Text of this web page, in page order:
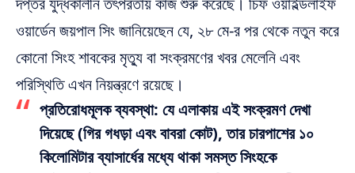
ওয়ার্ডেন জয়পাল সিং জানিয়েছেন যে, ২৮ মে-র পর থেকে নতুন করে
কোনো সিংহ শাবকের মৃত্যু বা সংক্রমণের খবর মেলেনি এবং
পরিস্থিতি এখন নিয়ন্ত্রণে রয়েছে।
প্রতিরোধমূলক ব্যবস্থা: যে এলাকায় এই সংক্রমণ দেখা
দিয়েছে (গির গধড়া এবং বাবরা কোট), তার চারপাশের১০
কিলোমিটার ব্যাসার্ধের মধ্যে থাকা সমস্ত সিংহকে